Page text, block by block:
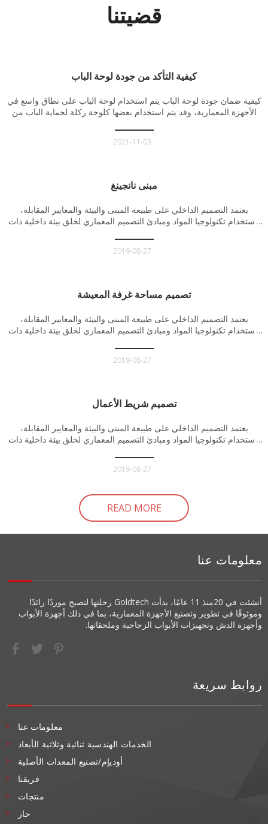
قضيتنا
كيفية التأكد من جودة لوحة الباب
كيفية ضمان جودة لوحة الباب يتم استخدام لوحة الباب على نطاق واسع في
الأجهزة المعمارية، وقد يتم استخدام بعضها كلوحة ركلة لحماية الباب من
الرافعة وسحب الباب، كأداة جزء من أجهزة الباب. الجودة عجيبة جدًا
2021-11-03
مبنى نانجينغ
يعتمد التصميم الداخلي على طبيعة المبنى والبيئة والمعايير المقابلة،
باستخدام تكنولوجيا المواد ومبادئ التصميم المعماري لخلق بيئة داخلية ذات
2019-08-27
تصميم مساحة غرفة المعيشة
يعتمد التصميم الداخلي على طبيعة المبنى والبيئة والمعايير المقابلة،
باستخدام تكنولوجيا المواد ومبادئ التصميم المعماري لخلق بيئة داخلية ذات
2019-08-27
تصميم شريط الأعمال
يعتمد التصميم الداخلي على طبيعة المبنى والبيئة والمعايير المقابلة،
باستخدام تكنولوجيا المواد ومبادئ التصميم المعماري لخلق بيئة داخلية ذات
2019-08-27
READ MORE
معلومات عنا
أنشئت في 20
منذ 11 عامًا، بدأت Goldtech رحلتها لتصبح موردًا رائدًا
وموثوقًا في تطوير وتصنيع الأجهزة المعمارية، بما في ذلك أجهزة الأبواب
وأجهزة الدش وتجهيزات الأبواب الزجاجية وملحقاتها.
روابط سريعة
معلومات عنا
الخدمات الهندسية ثنائية وثلاثية الأبعاد
أوديإم/تصنيع المعدات الأصلية
فريقنا
منتجات
حار